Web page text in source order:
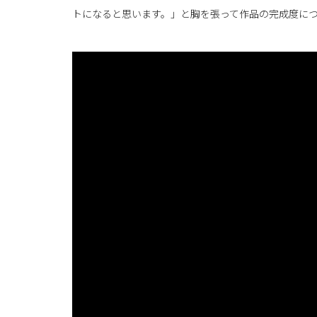
トになると思います。」と胸を張って作品の完成度に